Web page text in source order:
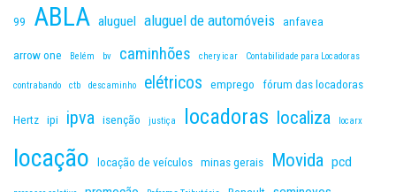
99 ABLA aluguel aluguel de automóveis anfavea
arrow one Belém bv caminhões chery icar Contabilidade para Locadoras
contrabando ctb descaminho elétricos emprego fórum das locadoras
Hertz ipi ipva isenção justiça locadoras localiza locarx
locação locação de veículos minas gerais Movida pcd